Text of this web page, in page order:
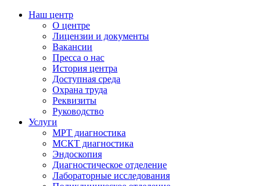
Наш центр
О центре
Лицензии и документы
Вакансии
Пресса о нас
История центра
Доступная среда
Охрана труда
Реквизиты
Руководство
Услуги
МРТ диагностика
МСКТ диагностика
Эндоскопия
Диагностическое отделение
Лабораторные исследования